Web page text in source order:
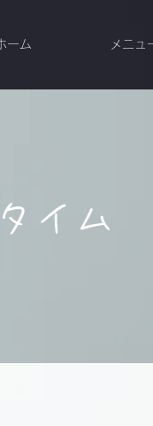
ーム メニュ
イム